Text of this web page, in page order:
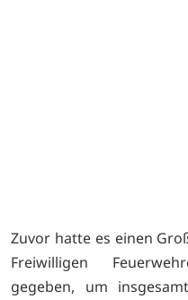
Zuvor hatte es einen
Freiwilligen
gegeben, um